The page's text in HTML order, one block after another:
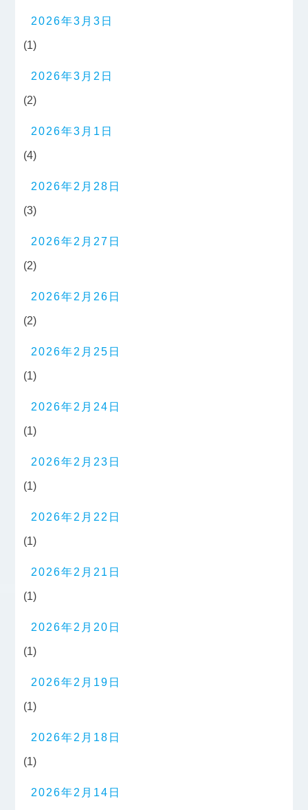
2026年3月3日
(1)
2026年3月2日
(2)
2026年3月1日
(4)
2026年2月28日
(3)
2026年2月27日
(2)
2026年2月26日
(2)
2026年2月25日
(1)
2026年2月24日
(1)
2026年2月23日
(1)
2026年2月22日
(1)
2026年2月21日
(1)
2026年2月20日
(1)
2026年2月19日
(1)
2026年2月18日
(1)
2026年2月14日